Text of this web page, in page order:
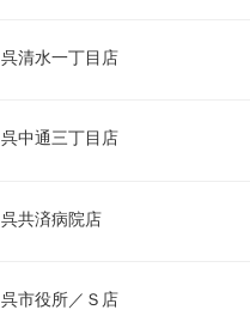
呉清水一丁目店
呉中通三丁目店
呉共済病院店
呉市役所／Ｓ店